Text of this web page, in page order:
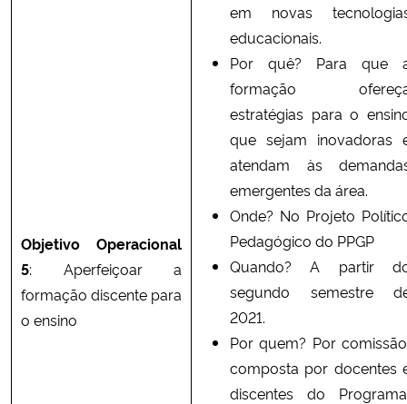
Objetivo Operacional
5: Aperfeiçoar a
formação discente para
o ensino
em novas
educacionais.
Por quê? Para que
formação
estratégias para o
que sejam inovadoras
atendam às
emergentes da área.
Onde? No Projeto
Pedagógico do PPGP
Quando? A partir
segundo semestre
2021.
Por quem? Por
composta por docentes
discentes do